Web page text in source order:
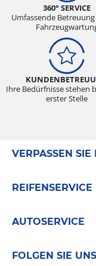
360° SERVICE
Umfassende
Ihre Bedürfnisse stehen
erster Stelle
VERPASSEN SIE
REIFENSERVICE
AUTOSERVICE
FOLGEN SIE